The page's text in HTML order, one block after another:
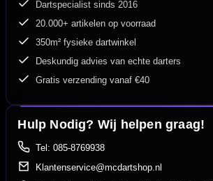
Dartspecialist sinds 2016
20.000+ artikelen op voorraad
350m² fysieke dartwinkel
Deskundig advies van echte darters
Gratis verzending vanaf €40
Hulp Nodig? Wij helpen graag!
Tel: 085-8769938
Klantenservice@mcdartshop.nl